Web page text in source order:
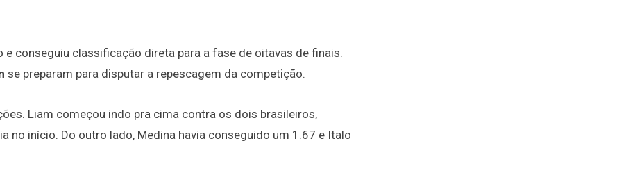
conseguiu classificação direta para a fase de oitavas de finais.
se preparam para disputar a repescagem da competição.
Liam começou indo pra cima contra os dois brasileiros,
no início. Do outro lado, Medina havia conseguido um 1.67 e Italo